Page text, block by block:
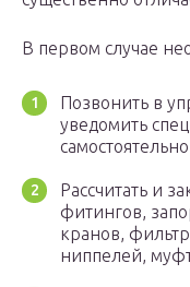
В первом случае
Позвонить в
уведомить
Рассчитать и
фитингов,
кранов,
ниппелей,